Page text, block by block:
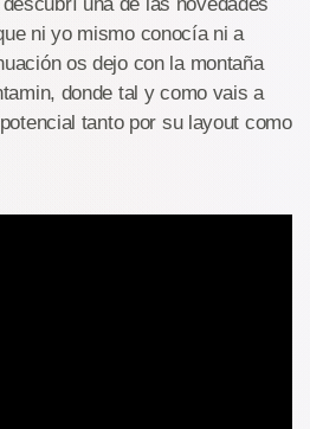
ni yo mismo conocía ni a
os dejo con la montaña
donde tal y como vais a
tanto por su layout como